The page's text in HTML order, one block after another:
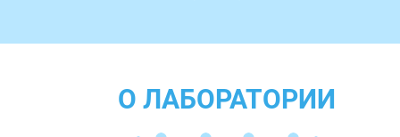
О ЛАБОРАТОРИИ